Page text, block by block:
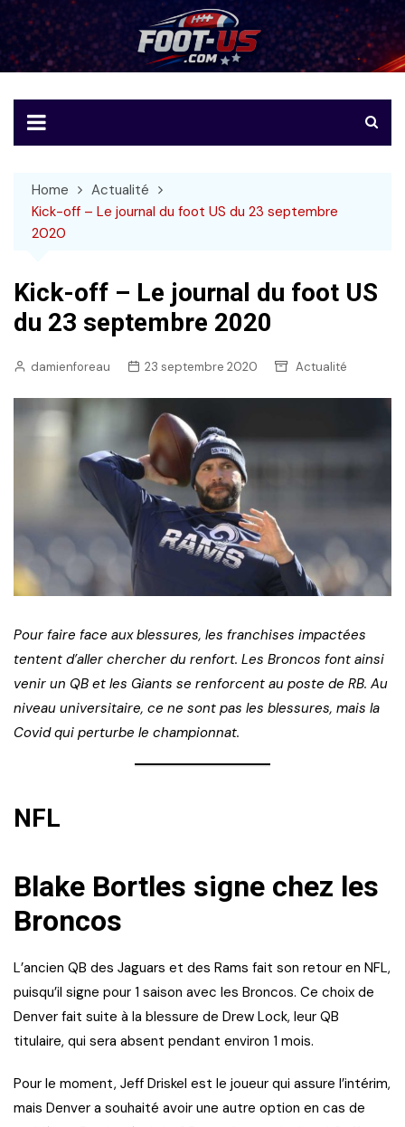
to
content
Foot-US
Le football américain en français
Home
Actualité
Kick-off – Le journal du foot US du 23 septembre
2020
Kick-off – Le journal du foot US
du 23 septembre 2020
damienforeau 23 septembre 2020 Actualité
Pour faire face aux blessures, les franchises impactées
tentent d’aller chercher du renfort. Les Broncos font ainsi
venir un QB et les Giants se renforcent au poste de RB. Au
niveau universitaire, ce ne sont pas les blessures, mais la
Covid qui perturbe le championnat.
NFL
Blake Bortles signe chez les
Broncos
L’ancien QB des Jaguars et des Rams fait son retour en NFL,
puisqu’il signe pour 1 saison avec les Broncos. Ce choix de
Denver fait suite à la blessure de Drew Lock, leur QB
titulaire, qui sera absent pendant environ 1 mois.
Pour le moment, Jeff Driskel est le joueur qui assure l’intérim,
mais Denver a souhaité avoir une autre option en cas de